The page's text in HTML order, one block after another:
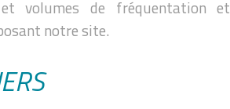
volumes de fréquentation et
notre site.